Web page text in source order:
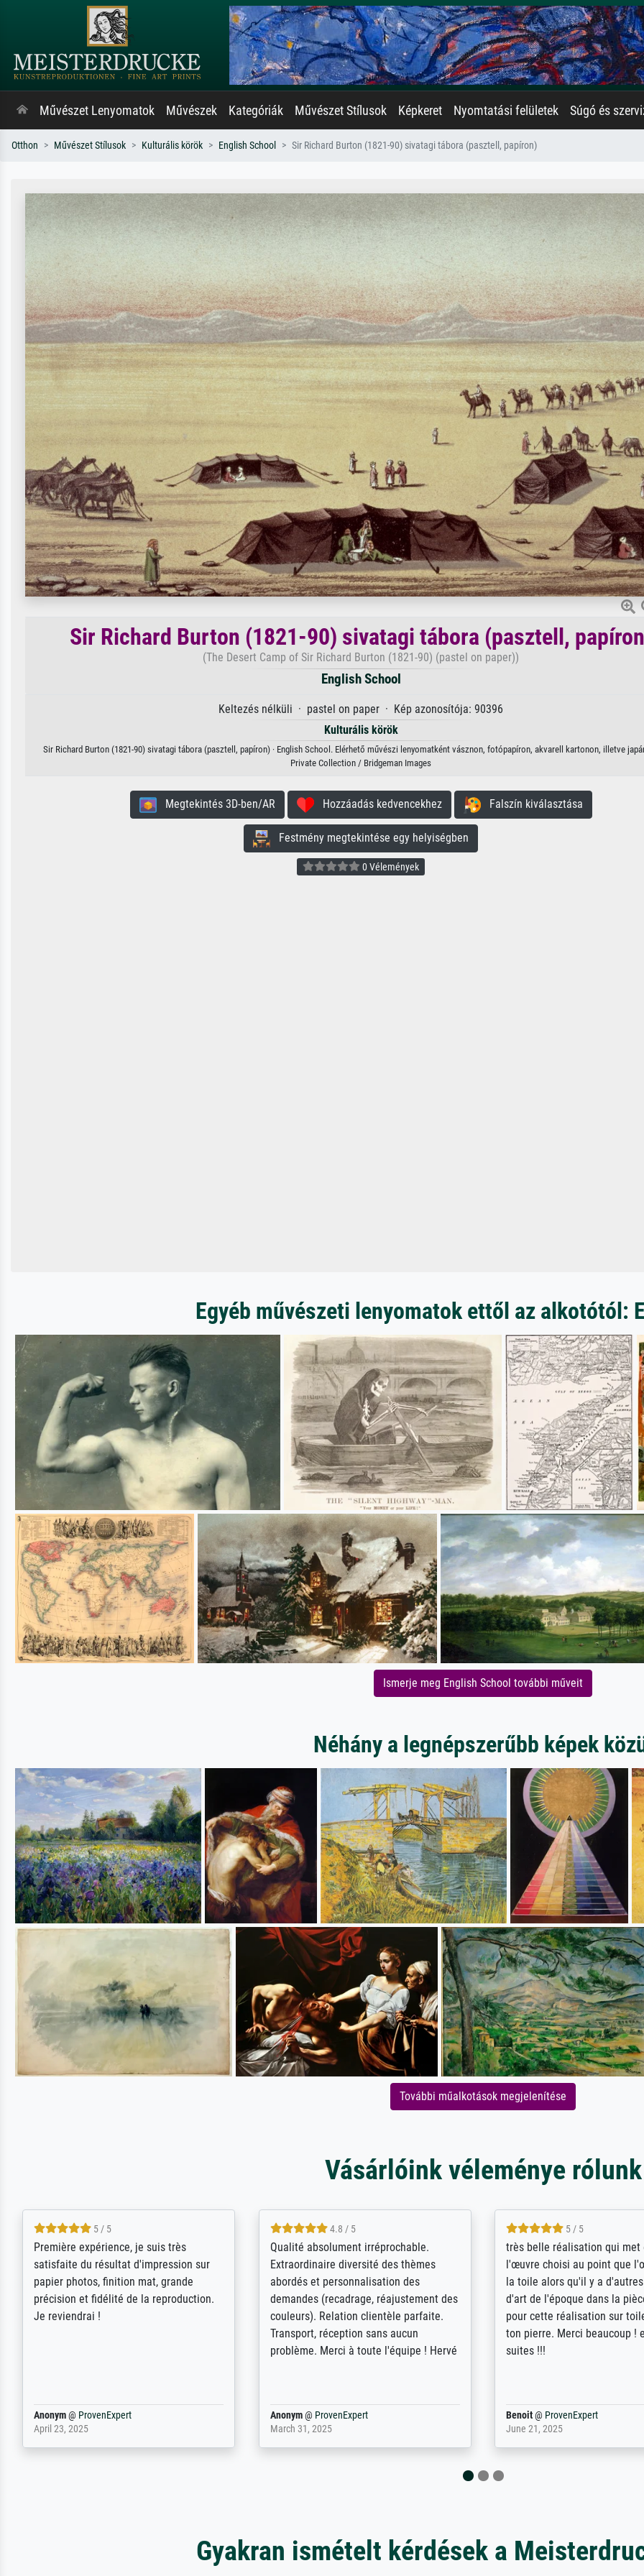
Művészet Lenyomatok Művészek Kategóriák Művészet Stílusok Képkeret Nyomtatási felületek Súgó és
Otthon Művészet Stílusok Kulturális körök English School Sir Richard Burton (1821-90) sivatagi tábora (pasztell, papíron)
Sir Richard Burton (1821-90) sivatagi tábora (pasztell,
(The Desert Camp of Sir Richard Burton (1821-90) (pastel on paper))
English School
Keltezés nélküli · pastel on paper · Kép azonosítója: 90396
Kulturális körök
Sir Richard Burton (1821-90) sivatagi tábora (pasztell, papíron) · English School. Elérhető művészi lenyomatként vásznon, fotópapíron, akvarell kartonon, illetve
Private Collection / Bridgeman Images
Megtekintés 3D-ben/AR Hozzáadás kedvencekhez Falszín kiválasztása
Festmény megtekintése egy helyiségben
0 Vélemények
Egyéb művészeti lenyomatok ettől az alkotótól:
Ismerje meg English School további műveit
Néhány a legnépszerűbb képek
További műalkotások megjelenítése
Vásárlóink véleménye rólunk
4.5 / 5
ik beoordeel Meisterdrucke zeer
positief. Door de 69505 beschikbare
kunstenaars scrollen is echter
onbegonnen werk (na stoppen begint
het weer van voor af aan). Als er naar
Waarom duidt u ...
philip@ProvenExpert
September 23, 2025
5 / 5
Wow....ich bin sehr über die Qualität
erstaunt. Diese Drucke haben all´meine
Erwartungen übertroffen. Desgleichen
der Ablauf der Bestellung. Grosses
Kompliment.
Anonym@ ProvenExpert
April 20, 2025
4 / 5
De levering door Bpost was
desastreus. De gemelde
sloeg nergens op. Er werd
aangebeld en niet geleverd
voorziene dag. Er werd ook
duidelijke informatie
er dan met het pakket ging
Anonym@ProvenExpert
December 12, 2025
Gyakran ismételt kérdések a